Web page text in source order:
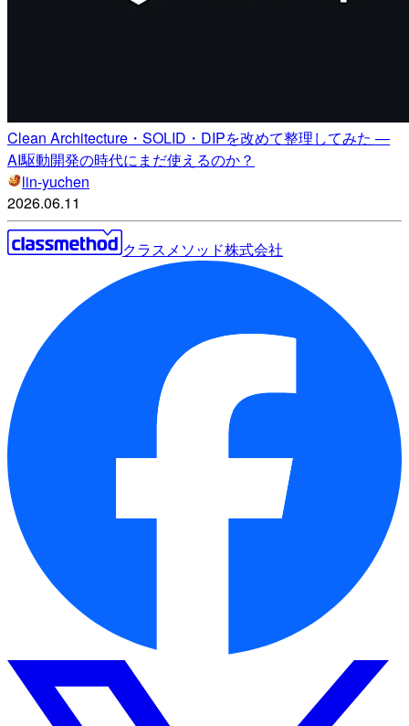
Clean Architecture・SOLID・DIPを改めて整理してみた —
AI駆動開発の時代にまだ使えるのか？
lin-yuchen
2026.06.11
クラスメソッド株式会社